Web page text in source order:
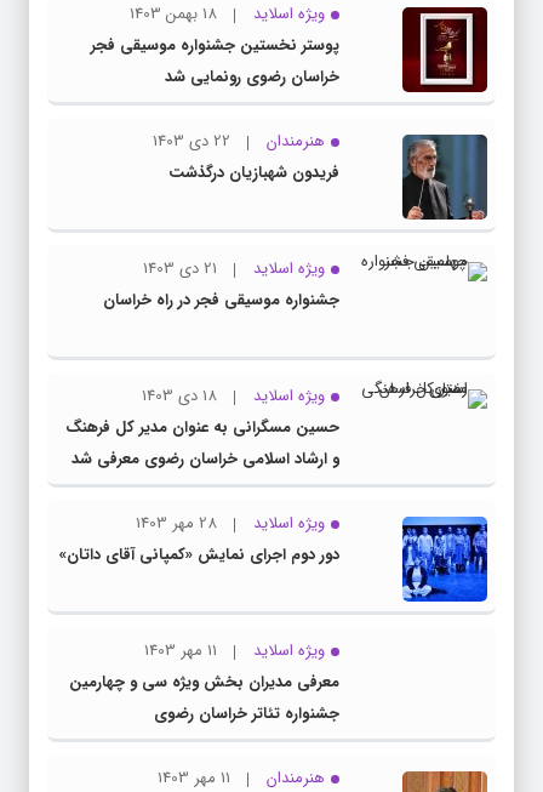
ویژه اسلاید
18 بهمن 1403
پوستر نخستین جشنواره موسیقی فجر
خراسان رضوی رونمایی شد
هنرمندان
22 دی 1403
فریدون شهبازیان درگذشت
ویژه اسلاید
21 دی 1403
جشنواره موسیقی فجر در راه خراسان
ویژه اسلاید
18 دی 1403
حسین مسگرانی به عنوان مدیر کل فرهنگ
و ارشاد اسلامی خراسان رضوی معرفی شد
ویژه اسلاید
28 مهر 1403
دور دوم اجرای نمایش «کمپانی آقای داتان»
ویژه اسلاید
11 مهر 1403
معرفی مدیران بخش ویژه سی و چهارمین
جشنواره تئاتر خراسان رضوی
هنرمندان
11 مهر 1403